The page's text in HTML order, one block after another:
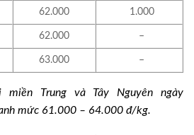
62.000 1.000
62.000 –
63.000 –
Trung và Tây Nguyên ngày
mức 61.000 – 64.000 đ/kg.